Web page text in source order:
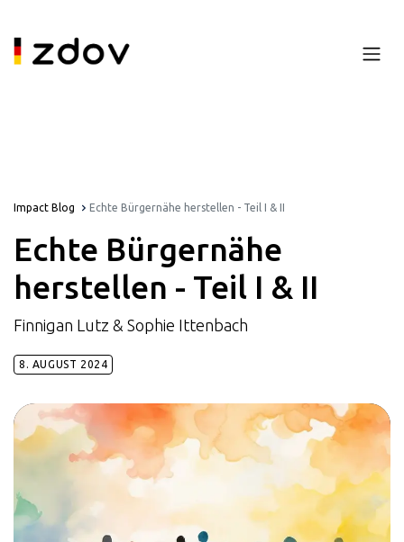
Impact Blog Echte Bürgernähe herstellen - Teil I & II
Echte Bürgernähe
herstellen - Teil I & II
Finnigan Lutz & Sophie Ittenbach
8. AUGUST 2024